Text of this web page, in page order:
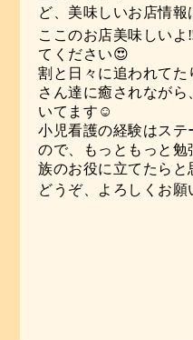
ど、美味しいお店情
ここのお店美味しいよ
てください😍
割と日々に追われて
さん達に癒されなが
いてます☺️
小児看護の経験はステ
ので、もっともっと
族のお役に立てたらと
どうぞ、よろしくお願